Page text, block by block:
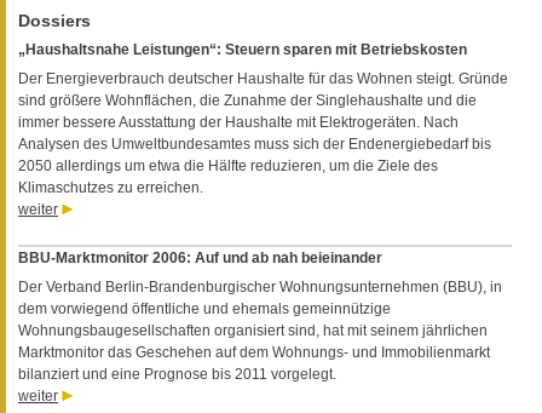
Dossiers
„Haushaltsnahe Leistungen“: Steuern sparen mit Betriebskosten
Der Energieverbrauch deutscher Haushalte für das Wohnen steigt. Gründe
sind größere Wohnflächen, die Zunahme der Singlehaushalte und die
immer bessere Ausstattung der Haushalte mit Elektrogeräten. Nach
Analysen des Umweltbundesamtes muss sich der Endenergiebedarf bis
2050 allerdings um etwa die Hälfte reduzieren, um die Ziele des
Klimaschutzes zu erreichen.
weiter
BBU-Marktmonitor 2006: Auf und ab nah beieinander
Der Verband Berlin-Brandenburgischer Wohnungsunternehmen (BBU), in
dem vorwiegend öffentliche und ehemals gemeinnützige
Wohnungsbaugesellschaften organisiert sind, hat mit seinem jährlichen
Marktmonitor das Geschehen auf dem Wohnungs- und Immobilienmarkt
bilanziert und eine Prognose bis 2011 vorgelegt.
weiter